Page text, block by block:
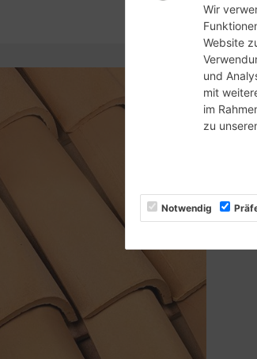
Wir
Website
und
mit
im
zu
Notwendig